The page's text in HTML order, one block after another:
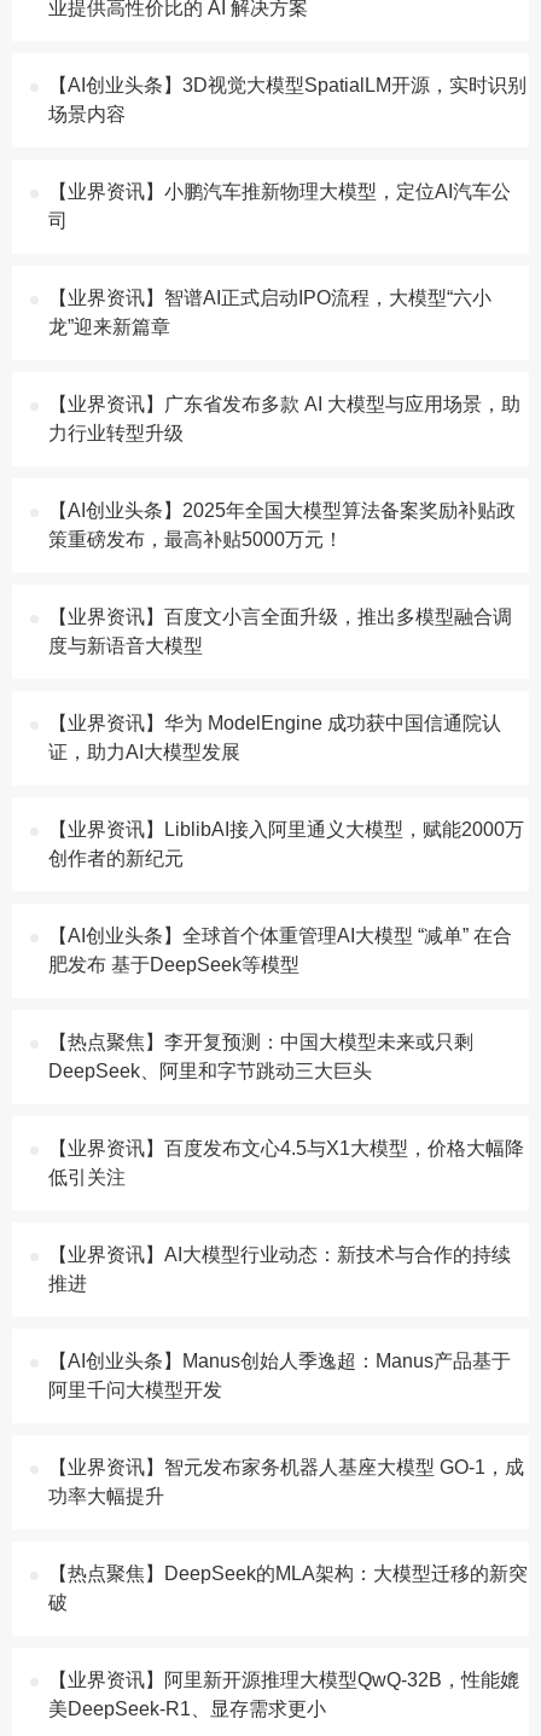
业提供高性价比的 AI 解决方案
【AI创业头条】3D视觉大模型SpatialLM开源，实时识别
场景内容
【业界资讯】小鹏汽车推新物理大模型，定位AI汽车公
司
【业界资讯】智谱AI正式启动IPO流程，大模型“六小
龙”迎来新篇章
【业界资讯】广东省发布多款 AI 大模型与应用场景，助
力行业转型升级
【AI创业头条】2025年全国大模型算法备案奖励补贴政
策重磅发布，最高补贴5000万元！
【业界资讯】百度文小言全面升级，推出多模型融合调
度与新语音大模型
【业界资讯】华为 ModelEngine 成功获中国信通院认
证，助力AI大模型发展
【业界资讯】LiblibAI接入阿里通义大模型，赋能2000万
创作者的新纪元
【AI创业头条】​全球首个体重管理AI大模型 “减单” 在合
肥发布 基于DeepSeek等模型
【热点聚焦】李开复预测：中国大模型未来或只剩
DeepSeek、阿里和字节跳动三大巨头
【业界资讯】百度发布文心4.5与X1大模型，价格大幅降
低引关注
【业界资讯】AI大模型行业动态：新技术与合作的持续
推进
【AI创业头条】Manus创始人季逸超：Manus产品基于
阿里千问大模型开发
【业界资讯】智元发布家务机器人基座大模型 GO-1，成
功率大幅提升
【热点聚焦】DeepSeek的MLA架构：大模型迁移的新突
破
【业界资讯】​阿里新开源推理大模型QwQ-32B，性能媲
美DeepSeek-R1、显存需求更小